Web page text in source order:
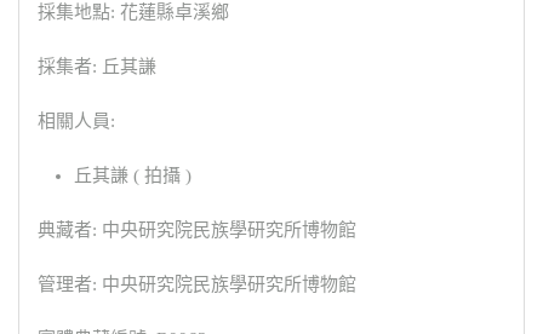
採集地點: 花蓮縣卓溪鄉
採集者: 丘其謙
相關人員:
丘其謙 ( 拍攝 )
典藏者: 中央研究院民族學研究所博物館
管理者: 中央研究院民族學研究所博物館